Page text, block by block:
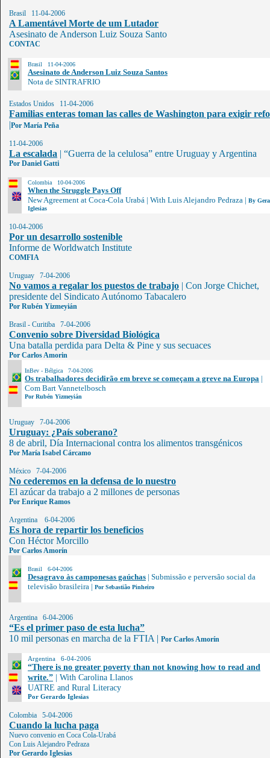
Brasil 11-04-2006
A Lamentável Morte de um Lutador
Asesinato de Anderson Luiz Souza Santo
CONTAC
Brasil 11-04-2006
Asesinato de Anderson Luiz Souza Santos
Nota de SINTRAFRIO
Estados Unidos 11-04-2006
Familias enteras toman las calles de Washington para exigir
|Por María Peña
11-04-2006
La escalada | “Guerra de la celulosa” entre Uruguay y Argentina
Por Daniel Gatti
Colombia 10-04-2006
When the Struggle Pays Off
New Agreement at Coca-Cola Urabá | With Luis Alejandro Pedraza | By
Iglesias
10-04-2006
Por un desarrollo sostenible
Informe de Worldwatch Institute
COMFIA
Uruguay 7-04-2006
No vamos a regalar los puestos de trabajo | Con Jorge Chichet,
presidente del Sindicato Autónomo Tabacalero
Por Rubén Yizmeyián
Brasil - Curitiba 7-04-2006
Convenio sobre Diversidad Biológica
Una batalla perdida para Delta & Pine y sus secuaces
Por Carlos Amorin
InBev - Bélgica 7-04-2006
Os trabalhadores decidirão em breve se começam a greve na Europa |
Com Bart Vannetelbosch
Por Rubén Yizmeyián
Uruguay 7-04-2006
Uruguay: ¿País soberano?
8 de abril, Día Internacional contra los alimentos transgénicos
Por María Isabel Cárcamo
México 7-04-2006
No cederemos en la defensa de lo nuestro
El azúcar da trabajo a 2 millones de personas
Por Enrique Ramos
Argentina 6-04-2006
Es hora de repartir los beneficios
Con Héctor Morcillo
Por Carlos Amorín
Brasil 6-04-2006
Desagravo às camponesas gaúchas | Submissão e perversão social da
televisão brasileira | Por Sebastião Pinheiro
Argentina 6-04-2006
“Es el primer paso de esta lucha”
10 mil personas en marcha de la FTIA | Por Carlos Amorín
Argentina 6-04-2006
“There is no greater poverty than not knowing how to read and
write.” | With Carolina Llanos
UATRE and Rural Literacy
Por Gerardo Iglesias
Colombia 5-04-2006
Cuando la lucha paga
Nuevo convenio en Coca Cola-Urabá
Con Luis Alejandro Pedraza
Por Gerardo Iglesias